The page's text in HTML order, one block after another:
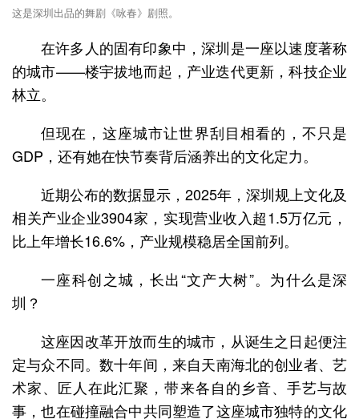
这是深圳出品的舞剧《咏春》剧照。
在许多人的固有印象中，深圳是一座以速度著称
的城市——楼宇拔地而起，产业迭代更新，科技企业
林立。
但现在，这座城市让世界刮目相看的，不只是
GDP，还有她在快节奏背后涵养出的文化定力。
近期公布的数据显示，2025年，深圳规上文化及
相关产业企业3904家，实现营业收入超1.5万亿元，
比上年增长16.6%，产业规模稳居全国前列。
一座科创之城，长出“文产大树”。为什么是深
圳？
这座因改革开放而生的城市，从诞生之日起便注
定与众不同。数十年间，来自天南海北的创业者、艺
术家、匠人在此汇聚，带来各自的乡音、手艺与故
事，也在碰撞融合中共同塑造了这座城市独特的文化